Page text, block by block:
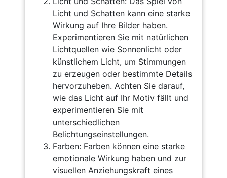
Licht und Schatten kann eine starke
Wirkung auf Ihre Bilder haben.
Experimentieren Sie mit natürlichen
Lichtquellen wie Sonnenlicht oder
künstlichem Licht, um Stimmungen
zu erzeugen oder bestimmte Details
hervorzuheben. Achten Sie darauf,
wie das Licht auf Ihr Motiv fällt und
experimentieren Sie mit
unterschiedlichen
Belichtungseinstellungen.
Farben: Farben können eine starke
emotionale Wirkung haben und zur
visuellen Anziehungskraft eines